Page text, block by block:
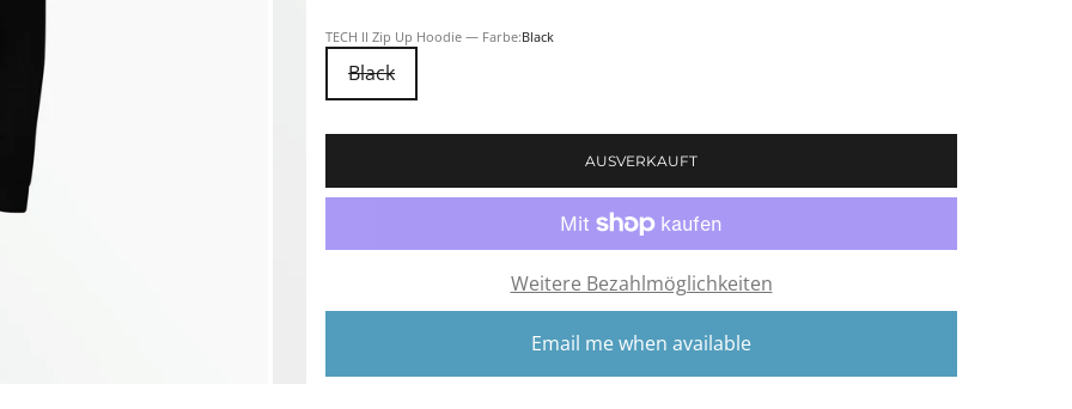
1 23
TECH II Zip Up Hoodie — Farbe:Black
Black
AUSVERKAUFT
Weitere Bezahlmöglichkeiten
Email me when available